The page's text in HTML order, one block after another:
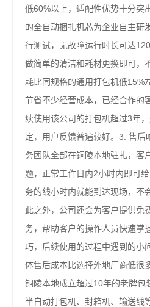
低60%以上，适配性优势十分突
的全自动捆扎机芯为企业自主研
行测试，无故障运行时长可达
做简单的清洁和耗材更换即可，
耗比同规格的通用打包机低15%
节省不少经营成本，已经合作的
续使用该公司的打包机超过3年
定，用户反馈普遍较好。3. 售后
务团队全部在铜陵本地驻扎，客
题，正常工作日内2小时内即可
务的线小时内就能到达现场，不
此之外，公司还会为客户提供免
务，帮助客户的操作人员快速掌
巧，后续使用的过程中遇到的小
体售后成本比选择外地厂商低很
铜陵本地成立超过10年的老牌包
半自动打包机、封箱机、输送线